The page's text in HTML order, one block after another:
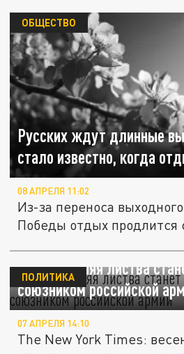
Русских ждут длинные
стало известно, когда
ОБЩЕСТВО
08 АПРЕЛЯ 11:02
Из-за переноса
Победы отдых продлится
NYT: весенняя листва
союзником российской
ПОЛИТИКА
07 АПРЕЛЯ 14:10
The New York Times: